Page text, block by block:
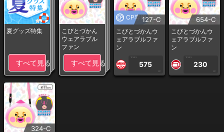
夏グッズ特集
すべて見る
こびとづかん
ウェアラブル
ファン
すべて見る
CP専用127-C
こびとづかんウ
ェアラブルファ
ン
1PLAY
575
CP
654-C
こびとづかんウ
ェアラブルファ
ン
1PLAY
230
CP
324-C